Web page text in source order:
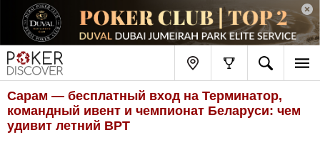
Сарам — бесплатный вход на Терминатор,
командный ивент и чемпионат Беларуси: чем
удивит летний BPT